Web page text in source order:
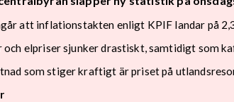
att inflationstakten enligt KPIF landar på
och elpriser sjunker drastiskt, samtidigt som
som stiger kraftigt är priset på